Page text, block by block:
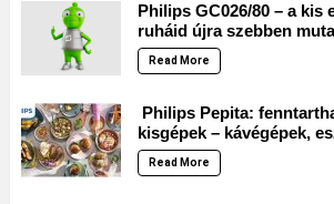
Philips GC026/80 – a kis
ruháid újra szebben
Read More
Philips Pepita:
kisgépek – kávégépek,
Read More